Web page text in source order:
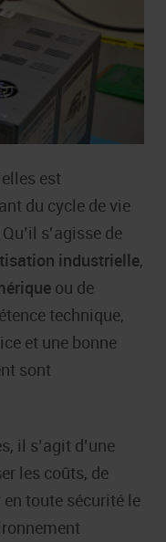
est
du cycle de vie
s’agisse de
industrielle,
ou de
technique,
et une bonne
sont
il s’agit d’une
les coûts, de
toute sécurité le